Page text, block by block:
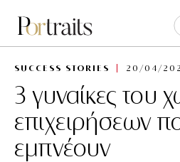
SUCCESS STORIES 20/04/
3 γυναίκες του
επιχειρήσεων
εμπνέουν